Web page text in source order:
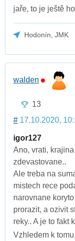
jaře, to je ještě
Hodonín, JMK
walden
13
# 17.10.2020,
igor127
Ano, vrati,
zdevastovane..
Ale treba na
mistech rece
narovnane
prorazit, a ozivit
reky.. A je to fakt
Vzhledem k